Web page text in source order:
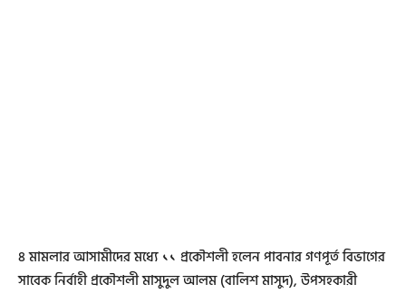
৪ মামলার আসামীদের মধ্যে ১১ প্রকৌশলী হলেন পাবনার গণপূর্ত বিভাগের
সাবেক নির্বাহী প্রকৌশলী মাসুদুল আলম (বালিশ মাসুদ), উপসহকারী